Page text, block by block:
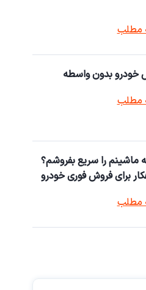
مطلب
خودرو بدون واسطه
مطلب
ماشینم را سریع بفروشم؟
مطلب